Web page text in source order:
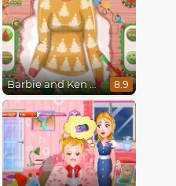
Barbie and Ken a Perfect Christmas 8.9